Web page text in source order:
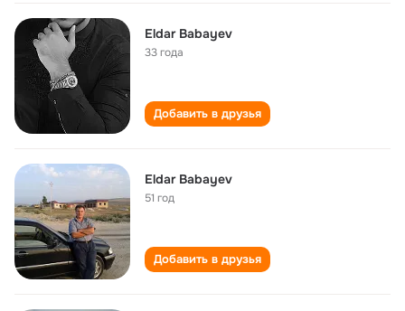
Eldar Babayev
33 года
Добавить в друзья
Eldar Babayev
51 год
Добавить в друзья